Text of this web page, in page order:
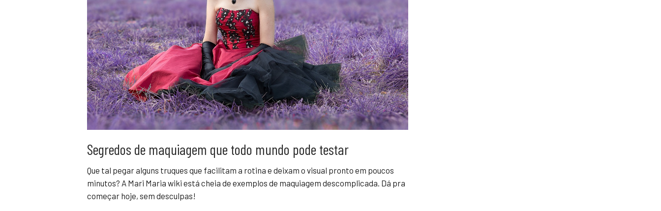
Segredos de maquiagem que todo mundo pode testar
Que tal pegar alguns truques que facilitam a rotina e deixam o visual pronto em poucos
minutos? A Mari Maria wiki está cheia de exemplos de maquiagem descomplicada. Dá pra
começar hoje, sem desculpas!